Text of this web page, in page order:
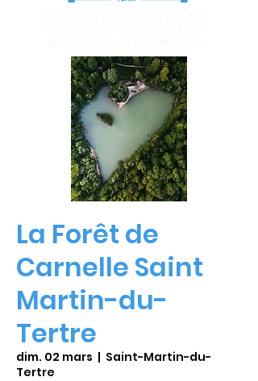
La Forêt de
Carnelle Saint
Martin-du-
Tertre
dim. 02 mars
  |
Saint-Martin-du-
Tertre